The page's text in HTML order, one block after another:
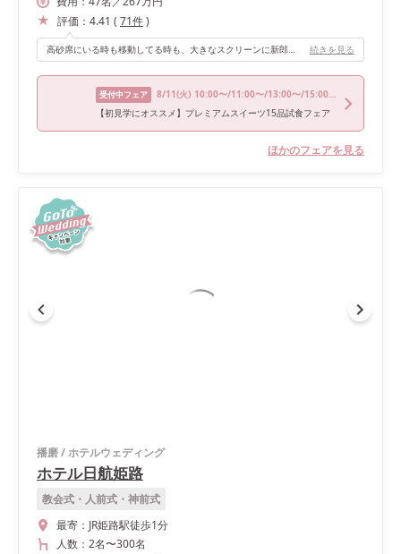
評価： 4.41 ( 71件)
高砂席にいる時も移動してる時も、大きなスクリーンに新郎新婦を映し出してくれるので、新郎新婦から遠いゲストの人も様子を見れるので、そこがいいと思います。 続きを見る
受付中フェア 8/11(火) 10:00〜/11:00〜/13:00〜/15:00〜/17:00〜
【初見学にオススメ】プレミアムスイーツ15品試食フェア
ほかのフェアを見る
播磨/ホテルウェディング
ホテル日航姫路
教会式・人前式・神前式
最寄： JR姫路駅徒歩1分
人数： 2名〜300名